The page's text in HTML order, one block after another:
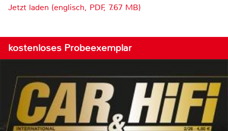
Jetzt laden (englisch, PDF, 7.67 MB)
kostenloses Probeexemplar